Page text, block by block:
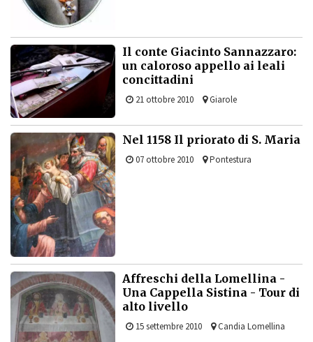
Il conte Giacinto Sannazzaro:
un caloroso appello ai leali
concittadini
21 ottobre 2010 Giarole
Nel 1158 Il priorato di S. Maria
07 ottobre 2010 Pontestura
Affreschi della Lomellina -
Una Cappella Sistina - Tour di
alto livello
15 settembre 2010 Candia Lomellina